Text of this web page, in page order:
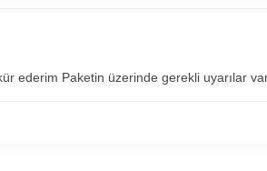
ederim Paketin üzerinde gerekli uyarılar